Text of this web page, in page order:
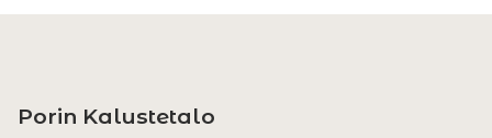
Porin Kalustetalo